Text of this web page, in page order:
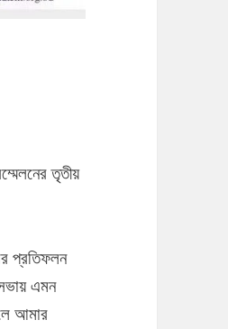
তৃতীয়
প্রতিফলন
এমন
আমার